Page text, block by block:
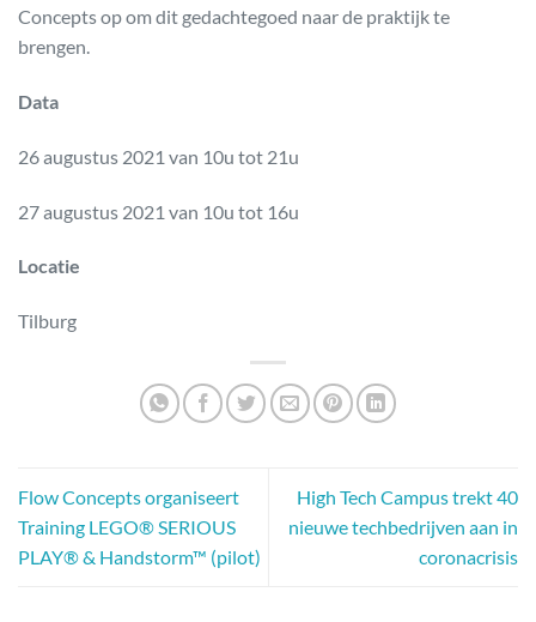
Concepts op om dit gedachtegoed naar de praktijk te
brengen.
Data
26 augustus 2021 van 10u tot 21u
27 augustus 2021 van 10u tot 16u
Locatie
Tilburg
Flow Concepts organiseert
Training LEGO® SERIOUS
PLAY®​ & Handstorm™ (pilot)
High Tech Campus trekt 40
nieuwe techbedrijven aan in
coronacrisis